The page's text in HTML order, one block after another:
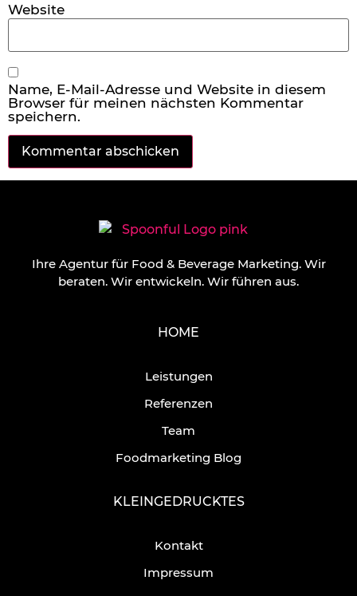
Website
Name, E-Mail-Adresse und Website in diesem
Browser für meinen nächsten Kommentar
speichern.
Ihre Agentur für Food & Beverage Marketing. Wir
beraten. Wir entwickeln. Wir führen aus.
HOME
Leistungen
Referenzen
Team
Foodmarketing Blog
KLEINGEDRUCKTES
Kontakt
Impressum